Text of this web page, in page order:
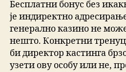
Бесплатни бонус без
је индиректно
генерално казино не
нешто. Конкретни
би директор кастинга
узети ову особу или не,